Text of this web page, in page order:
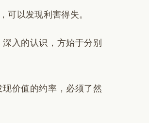
可以发现利害得失。
入的认识，方始于分别
价值的约率，必须了然